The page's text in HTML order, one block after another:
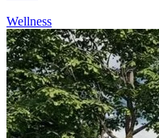
Wellness